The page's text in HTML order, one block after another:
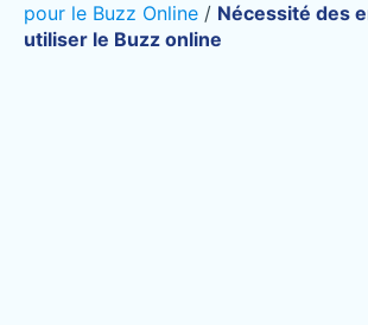
pour le Buzz Online / Nécessité des
utiliser le Buzz online